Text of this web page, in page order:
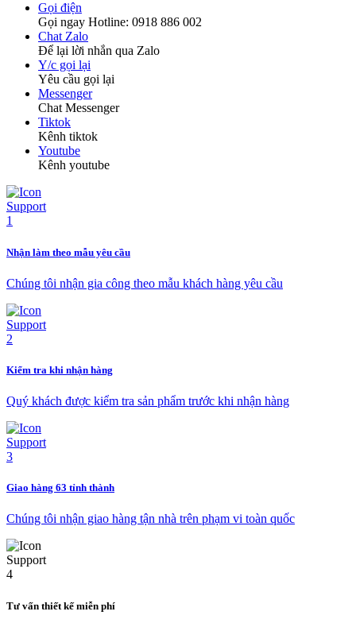
Gọi điện
Gọi ngay Hotline: 0918 886 002
Chat Zalo
Để lại lời nhắn qua Zalo
Y/c gọi lại
Yêu cầu gọi lại
Messenger
Chat Messenger
Tiktok
Kênh tiktok
Youtube
Kênh youtube
Nhận làm theo mẫu yêu cầu
Chúng tôi nhận gia công theo mẫu khách hàng yêu cầu
Kiểm tra khi nhận hàng
Quý khách được kiểm tra sản phẩm trước khi nhận hàng
Giao hàng 63 tỉnh thành
Chúng tôi nhận giao hàng tận nhà trên phạm vi toàn quốc
Tư vấn thiết kế miễn phí